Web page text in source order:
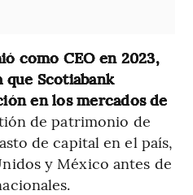
como CEO en 2023,
que Scotiabank
en los mercados de
de patrimonio de
de capital en el país,
y México antes de